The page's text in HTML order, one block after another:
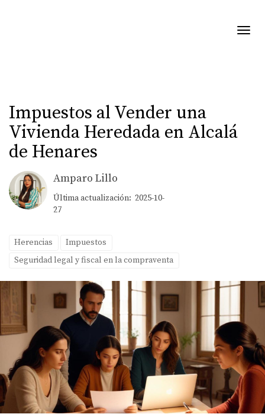
Impuestos al Vender una
Vivienda Heredada en Alcalá
de Henares
Amparo Lillo
Última actualización: 2025-10-
27
Herencias
Impuestos
Seguridad legal y fiscal en la compraventa